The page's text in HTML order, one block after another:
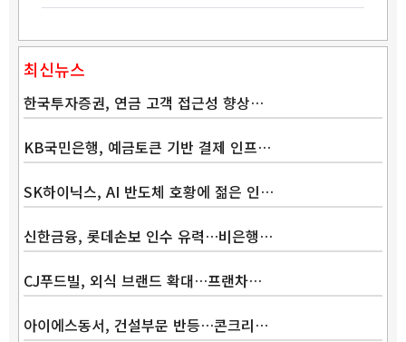
최신뉴스
한국투자증권, 연금 고객 접근성 향상…
KB국민은행, 예금토큰 기반 결제 인프…
SK하이닉스, AI 반도체 호황에 젊은 인…
신한금융, 롯데손보 인수 유력…비은행…
CJ푸드빌, 외식 브랜드 확대…프랜차…
아이에스동서, 건설부문 반등…콘크리…